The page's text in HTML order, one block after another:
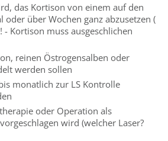
das Kortison von einem auf den
oder über Wochen ganz abzusetzen (
- Kortison muss ausgeschlichen
reinen Östrogensalben oder
werden sollen
monatlich zur LS Kontrolle
oder Operation als
wird (welcher Laser?